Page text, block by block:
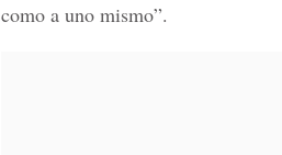
como a uno mismo”.